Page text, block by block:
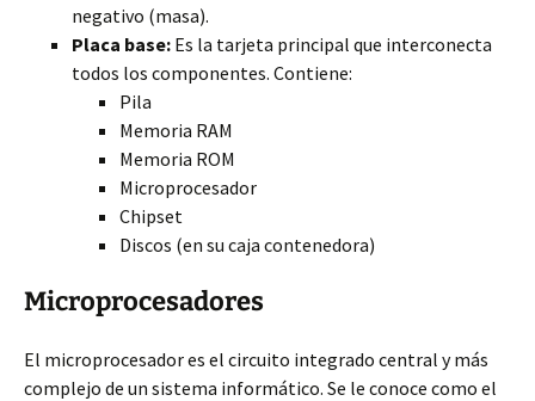
negativo (masa).
Placa base: Es la tarjeta principal que interconecta
todos los componentes. Contiene:
Pila
Memoria RAM
Memoria ROM
Microprocesador
Chipset
Discos (en su caja contenedora)
Microprocesadores
El microprocesador es el circuito integrado central y más
complejo de un sistema informático. Se le conoce como el